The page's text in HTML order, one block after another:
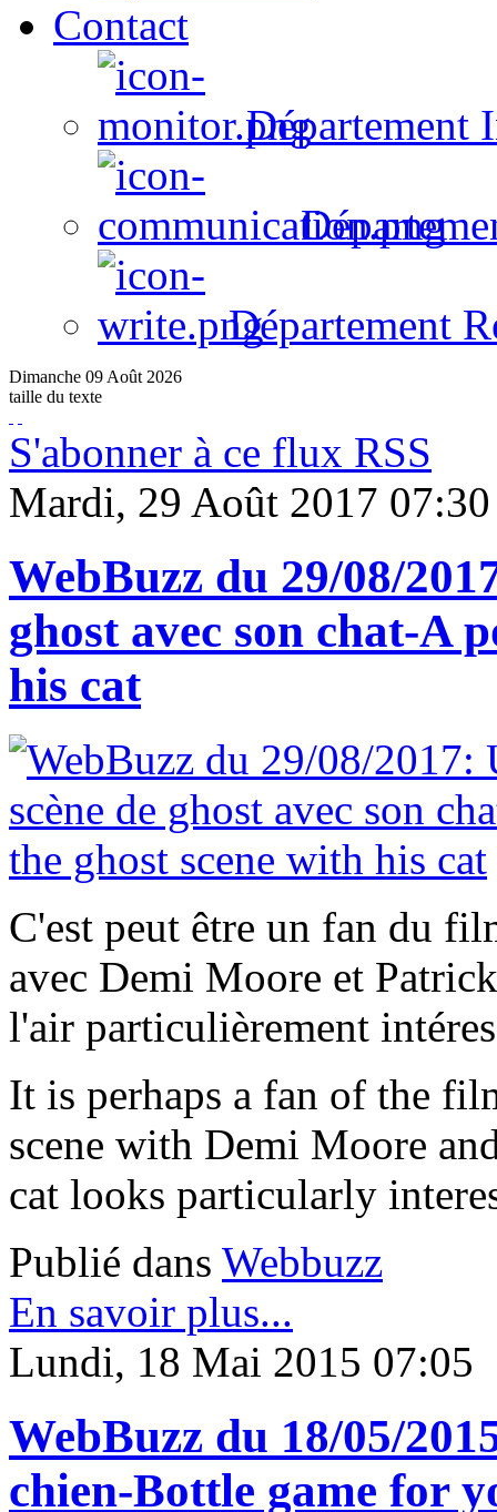
Contact
Département
Département
Dimanche 09 Août 2026
taille du texte
S'abonner à ce flux RSS
Mardi, 29 Août 2017 07:30
WebBuzz du 29/08/
ghost avec son chat-A
his cat
C'est peut être un fan du
avec Demi Moore et
l'air particulièrement
It is perhaps a fan of the
scene with Demi Moore
cat looks particularly
Publié dans Webbuzz
En savoir plus...
Lundi, 18 Mai 2015 07:05
WebBuzz du 18/05/
chien-Bottle game for